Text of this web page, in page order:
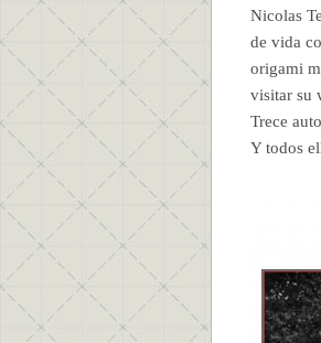
Nicolas
de vida
origami
visitar su
Trece
Y todos